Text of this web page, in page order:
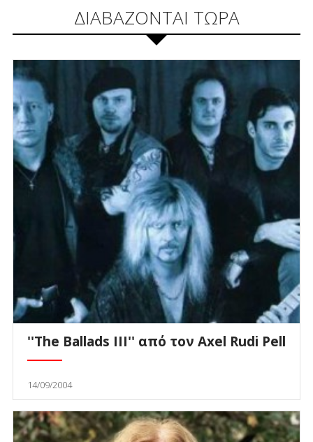
ΔΙΑΒΑΖΟΝΤΑΙ ΤΩΡΑ
''The Ballads III'' από τον Axel Rudi Pell
14/09/2004